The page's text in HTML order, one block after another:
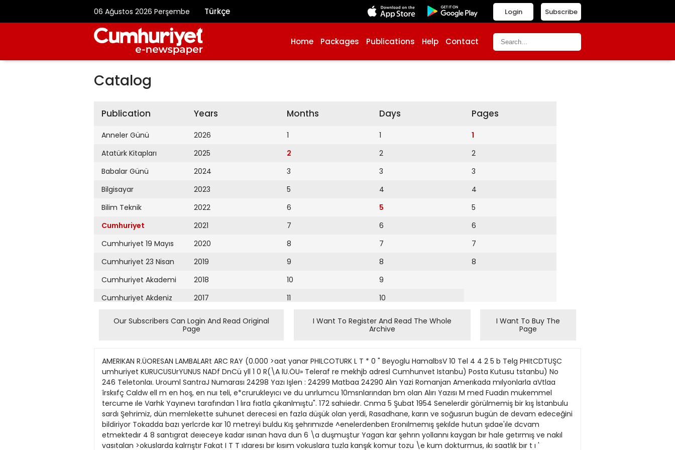
06 Ağustos 2026 Perşembe Türkçe Subscribe
Login
Home Packages Publications Help Contact
Catalog
Publication
Anneler Günü
Atatürk Kitapları
Babalar Günü
Bilgisayar
Bilim Teknik
Cumhuriyet
Cumhuriyet 19 Mayıs
Cumhuriyet 23 Nisan
Cumhuriyet Akademi
Cumhuriyet Akdeniz
Cumhuriyet Alışveriş
Cumhuriyet Ankara
Cumhuriyet Büyük
Taaruz
Cumhuriyet
Cumartesi
Cumhuriyet Çevre
Years
2026
2025
2024
2023
2022
2021
2020
2019
2018
2017
2016
2015
2013
2011
2010
2009
Months
1
2
3
5
6
7
8
9
10
11
Days
1
2
3
4
5
6
7
8
9
10
11
12
14
15
16
17
18
Pages
1
2
3
4
5
6
7
8
Our Subscribers Can Login And Read Original
Page
I Want To Register And Read The Whole
Archive
I Want To Buy The
Page
AMERIKAN R.ÜORESAN LAMBALARt ARC RAY (0.000 >aat yanar PHILCOTURK L T * 0 " Beyoglu HamalbsV 10 Tel 4 4 2 5 b Telg PHItCDTUŞC
umhuriyet KURUCUSUrYUNUS NADf DnCü yll 1 0 R(\A lU.ÖU» Teleraf re mekhjb adresl Cumhunvet Istanbu) Posta Kutusu tstanbu) No
246 Teletonlaı. Urouml SantraJ Numarası 24298 Yazı Işlen : 24299 Matbaa 24290 Alın Yazi Romanjan Amerıkada mılyonlarla aVtlaa
îrskııfç Caldw ell m en hoş, en nuı teli, e*crurukleyıcı ve du unrlumcu 10msnlarından bm olan Alırı Yazısı M med Fuadın mukemmel
tercume ıle Varhk Yayınevı tarafından 1 lıra fıatla çıkanlmıştu". 172 sahıiedır. Cnma 5 Şubat 1954 Senelerdir görülmemiş bir kış İstanbulu
sardı Şehrimiz, dün memlekette suhunet derecesi en fazla düşük olan yerdi, Rasadhane, karın ve soğusrun bugün de devam edeceğini
bildiriyor Tokadda bazı yerlcrde kar 10 metreyi buldu Kış şehrımızde ^enelerdenben Eronılmemış şekılde hutun şıdae'ıle dcvam
etmektedır 4 8 santıgrat deıeceye kadar ısınan hava dun 6 \a duşmuştur Yagan kar şehrın yollannı kaygan bır hale getırmış ve nakıl
vasıtalan >okuslarda kalrrıştır Fakat I T T ıdaresı bır kısım vokuslara tuzla kanşık komur tozu \e kum dokturmus, ıkı saatlık bır t ı '